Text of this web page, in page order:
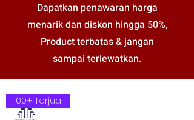
Dapatkan penawaran harga
menarik dan diskon hingga 50%,
Product terbatas & jangan
sampai terlewatkan.
100+ Terjual